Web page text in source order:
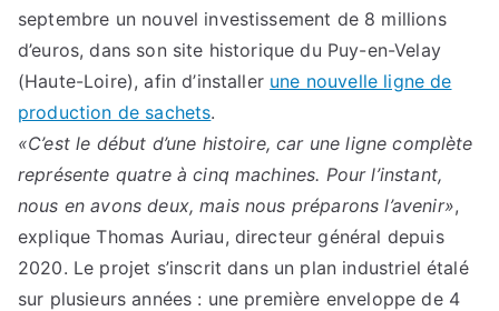
septembre un nouvel investissement de 8 millions
d’euros, dans son site historique du Puy-en-Velay
(Haute-Loire), afin d’installer une nouvelle ligne de
production de sachets.
«C’est le début d’une histoire, car une ligne complète
représente quatre à cinq machines. Pour l’instant,
nous en avons deux, mais nous préparons l’avenir»,
explique Thomas Auriau, directeur général depuis
2020. Le projet s’inscrit dans un plan industriel étalé
sur plusieurs années : une première enveloppe de 4